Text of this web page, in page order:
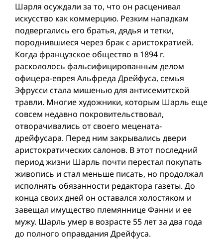
Шарля осуждали за то, что он расценивал
искусство как коммерцию. Резким нападкам
подвергались его братья, дядья и тетки,
породнившиеся через брак с аристократией.
Когда французское общество в 1894 г.
раскололось фальсифицированным делом
офицера-еврея Альфреда Дрейфуса, семья
Эфрусси стала мишенью для антисемитской
травли. Многие художники, которым Шарль еще
совсем недавно покровительствовал,
отворачивались от своего мецената-
дрейфусара. Перед ним закрывались двери
аристократических салонов. В этот последний
период жизни Шарль почти перестал покупать
живопись и стал меньше писать, но продолжал
исполнять обязанности редактора газеты. До
конца своих дней он оставался холостяком и
завещал имущество племяннице Фанни и ее
мужу. Шарль умер в возрасте 55 лет за два года
до полного оправдания Дрейфуса.